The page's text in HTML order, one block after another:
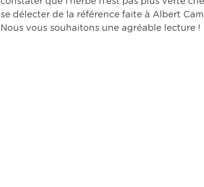
se délecter de la référence faite à Albert
Nous vous souhaitons une agréable lecture !